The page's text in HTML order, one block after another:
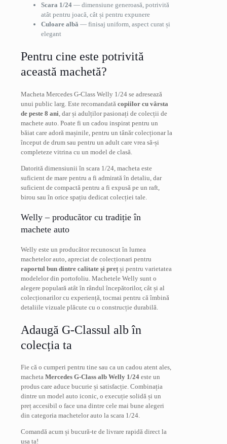
Scara 1/24 — dimensiune generoasă, potrivită
atât pentru joacă, cât și pentru expunere
Culoare albă — finisaj uniform, aspect curat și
elegant
Pentru cine este potrivită
această machetă?
Macheta Mercedes G-Class Welly 1/24 se adresează
unui public larg. Este recomandată copiilor cu vârsta
de peste 8 ani , dar și adulților pasionați de colecții de
machete auto. Poate fi un cadou inspirat pentru un
băiat care adoră mașinile, pentru un tânăr colecționar la
început de drum sau pentru un adult care vrea să-și
completeze vitrina cu un model de clasă.
Datorită dimensiunii în scara 1/24, macheta este
suficient de mare pentru a fi admirată în detaliu, dar
suficient de compactă pentru a fi expusă pe un raft,
birou sau în orice spațiu dedicat colecției tale.
Welly – producător cu tradiție în
machete auto
Welly este un producător recunoscut în lumea
machetelor auto, apreciat de colecționari pentru
raportul bun dintre calitate și preț și pentru varietatea
modelelor din portofoliu. Machetele Welly sunt o
alegere populară atât în rândul începătorilor, cât și al
colecționarilor cu experiență, tocmai pentru că îmbină
detaliile vizuale plăcute cu o construcție durabilă.
Adaugă G-Classul alb în
colecția ta
Fie că o cumperi pentru tine sau ca un cadou atent ales,
macheta Mercedes G-Class alb Welly 1/24 este un
produs care aduce bucurie și satisfacție. Combinația
dintre un model auto iconic, o execuție solidă și un
preț accesibil o face una dintre cele mai bune alegeri
din categoria machetelor auto la scara 1/24.
Comandă acum și bucură-te de livrare rapidă direct la
ușa ta!